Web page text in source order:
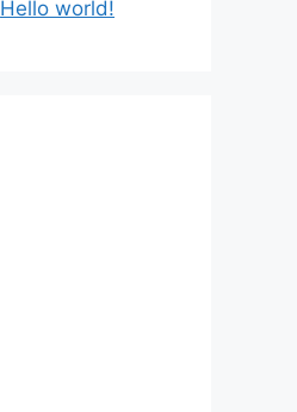
Hello world!